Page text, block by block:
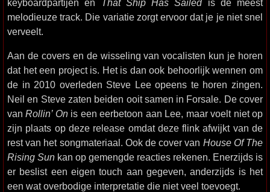
keyboardpartijen en That Ship Has Sailedis de meest
melodieuze track. Die variatie zorgt ervoor dat je je niet snel
verveelt.
Aan de covers en de wisseling van vocalisten kun je horen
dat het een project is. Het is dan ook behoorlijk wennen om
de in 2010 overleden Steve Lee opeens te horen zingen.
Neil en Steve zaten beiden ooit samen in Forsale. De cover
vanRollin’ Onis een eerbetoon aan Lee, maar voelt niet op
zijn plaats op deze release omdat deze flink afwijkt van de
rest van het songmateriaal. Ook de cover van House Of The
Rising Sun kan op gemengde reacties rekenen. Enerzijds is
er beslist een eigen touch aan gegeven, anderzijds is het
een wat overbodige interpretatie die niet veel toevoegt.